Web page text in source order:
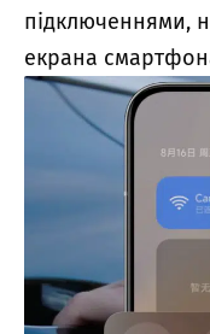
підключеннями,
екрана